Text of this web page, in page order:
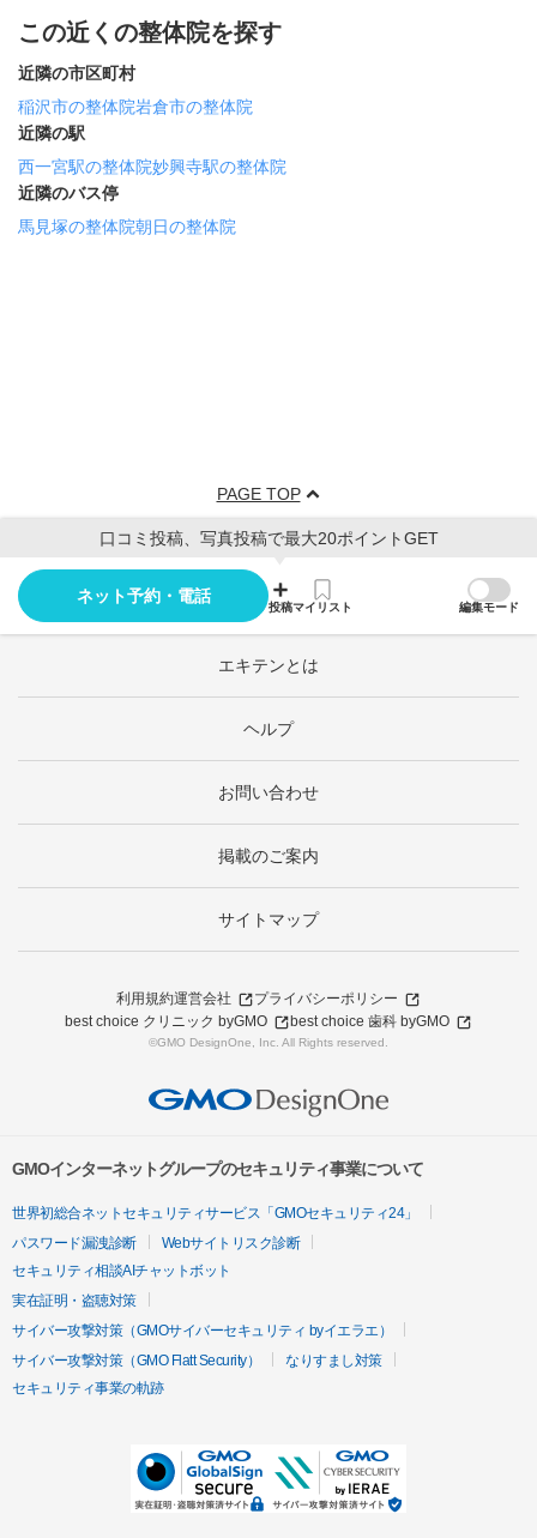
この近くの整体院を探す
近隣の市区町村
稲沢市の整体院岩倉市の整体院
近隣の駅
西一宮駅の整体院妙興寺駅の整体院
近隣のバス停
馬見塚の整体院朝日の整体院
PAGE TOP
口コミ投稿、写真投稿で最大20ポイントGET
ネット予約・電話
投稿マイリスト 編集モード
エキテンとは
ヘルプ
お問い合わせ
掲載のご案内
サイトマップ
利用規約運営会社
プライバシーポリシー
best choice クリニック byGMO
best choice 歯科 byGMO
©GMO DesignOne, Inc. All Rights reserved.
GMOインターネットグループのセキュリティ事業について
世界初総合ネットセキュリティサービス「GMOセキュリティ24」
パスワード漏洩診断
Webサイトリスク診断
セキュリティ相談AIチャットボット
実在証明・盗聴対策
サイバー攻撃対策（GMOサイバーセキュリティ byイエラエ）
サイバー攻撃対策（GMO Flatt Security）
なりすまし対策
セキュリティ事業の軌跡